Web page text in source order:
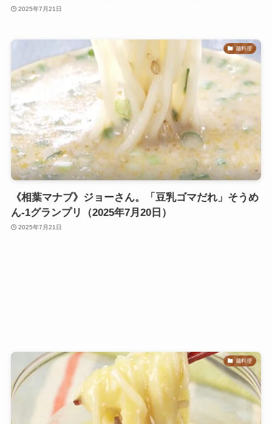
2025年7月21日
麺料理
《相葉マナブ》ジョーさん。「豆乳ゴマだれ」そうめ
ん-1グランプリ（2025年7月20日）
2025年7月21日
麺料理